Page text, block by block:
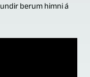
berum himni á